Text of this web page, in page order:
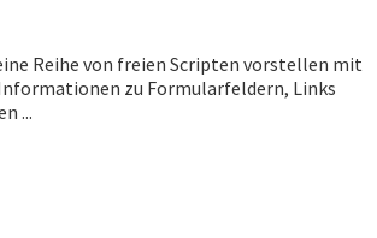
Reihe von freien Scripten vorstellen mit
zu Formularfeldern, Links
...